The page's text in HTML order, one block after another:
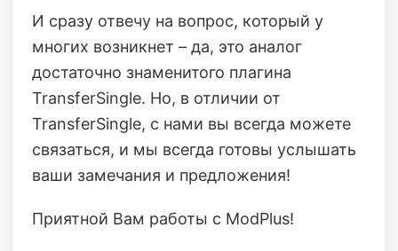
И сразу отвечу на вопрос, который у
многих возникнет – да, это аналог
достаточно знаменитого плагина
TransferSingle. Но, в отличии от
TransferSingle, с нами вы всегда можете
связаться, и мы всегда готовы услышать
ваши замечания и предложения!
Приятной Вам работы с ModPlus!